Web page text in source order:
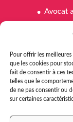
Pour offrir les
que les cookies pour
fait de consentir à ces
telles que le
de ne pas consentir ou
sur certaines
Avocat
Avocat
Avocat
Avocat